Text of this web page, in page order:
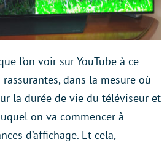
l’on voir sur YouTube à ce
dans la mesure où
la durée de vie du téléviseur et
on va commencer à
d’affichage. Et cela,